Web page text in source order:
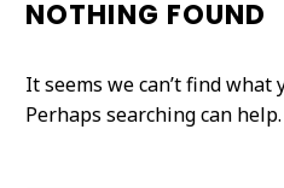
NOTHING FOUND
It seems we can’t find what
Perhaps searching can help.